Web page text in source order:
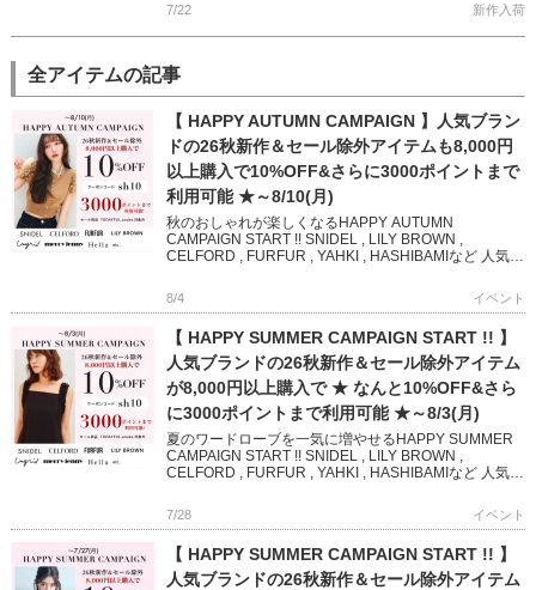
7/22 新作入荷
全アイテムの記事
【 HAPPY AUTUMN CAMPAIGN 】人気ブラン
ドの26秋新作＆セール除外アイテムも8,000円
以上購入で10%OFF&さらに3000ポイントまで
利用可能 ★～8/10(月)
秋のおしゃれが楽しくなるHAPPY AUTUMN
CAMPAIGN START !! SNIDEL , LILY BROWN ,
CELFORD , FURFUR , YAHKI , HASHIBAMIなど 人気ブ
8/4 イベント
【 HAPPY SUMMER CAMPAIGN START !! 】
人気ブランドの26秋新作＆セール除外アイテム
が8,000円以上購入で ★ なんと10%OFF&さら
に3000ポイントまで利用可能 ★～8/3(月)
夏のワードローブを一気に増やせるHAPPY SUMMER
CAMPAIGN START !! SNIDEL , LILY BROWN ,
CELFORD , FURFUR , YAHKI , HASHIBAMIなど 人気
7/28 イベント
【 HAPPY SUMMER CAMPAIGN START !! 】
人気ブランドの26秋新作＆セール除外アイテム